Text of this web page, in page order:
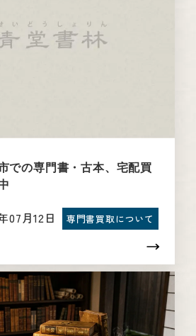
での専門書・古本、宅配買
07月12日 専門書買取について